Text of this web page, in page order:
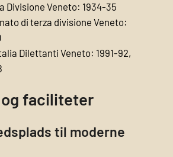
Divisione Veneto: 1934-35
di terza divisione Veneto:
Dilettanti Veneto: 1991-92,
faciliteter
til moderne